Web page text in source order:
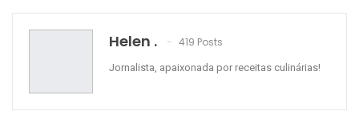
WhatsApp
Helen . 419 Posts
Jornalista, apaixonada por receitas culinárias!